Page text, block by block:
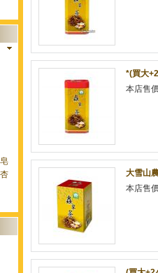
*(買大
本店售
大雪山
本店售